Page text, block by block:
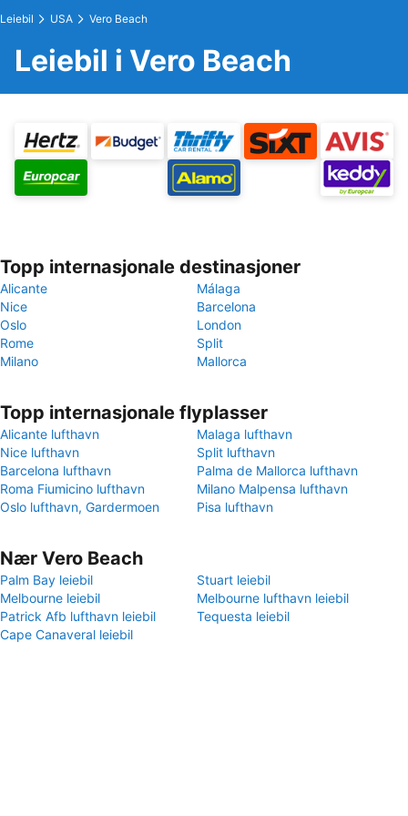
Leiebil USA Vero Beach
Leiebil i Vero Beach
Topp internasjonale destinasjoner
Alicante
Málaga
Nice
Barcelona
Oslo
London
Rome
Split
Milano
Mallorca
Topp internasjonale flyplasser
Alicante lufthavn
Malaga lufthavn
Nice lufthavn
Split lufthavn
Barcelona lufthavn
Palma de Mallorca lufthavn
Roma Fiumicino lufthavn
Milano Malpensa lufthavn
Oslo lufthavn, Gardermoen
Pisa lufthavn
Nær Vero Beach
Palm Bay leiebil
Stuart leiebil
Melbourne leiebil
Melbourne lufthavn leiebil
Patrick Afb lufthavn leiebil
Tequesta leiebil
Cape Canaveral leiebil